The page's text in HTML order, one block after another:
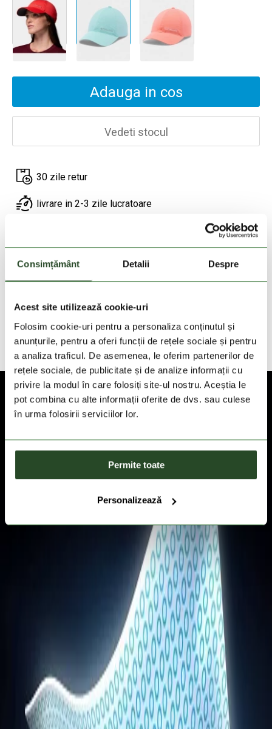
Consimțământ Detalii Despre
Acest site utilizează cookie-uri
Folosim cookie-uri pentru a personaliza conținutul și
anunțurile, pentru a oferi funcții de rețele sociale și pentru
a analiza traficul. De asemenea, le oferim partenerilor de
rețele sociale, de publicitate și de analize informații cu
privire la modul în care folosiți site-ul nostru. Aceștia le
pot combina cu alte informații oferite de dvs. sau culese
în urma folosirii serviciilor lor.
Permite toate
Personalizează
DESCRIEREA PRODUSULUI
DETALII PRODUS
TEHNOLOGII
Adauga in cos
Vedeti stocul
30 zile retur
livrare in 2-3 zile lucratoare
Livrare gratuita la comenzi cu valoare de peste
200 Lei